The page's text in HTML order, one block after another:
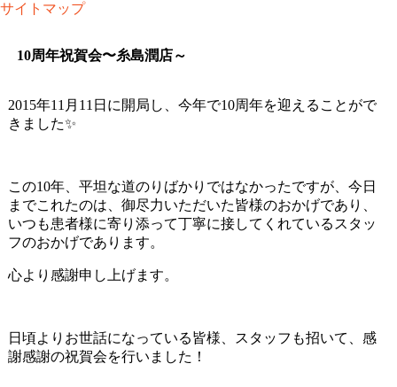
サイトマップ
10周年祝賀会〜糸島潤店～
2015年11月11日に開局し、今年で10周年を迎えることがで
きました✨
この10年、平坦な道のりばかりではなかったですが、今日
までこれたのは、御尽力いただいた皆様のおかげであり、
いつも患者様に寄り添って丁寧に接してくれているスタッ
フのおかげであります。
心より感謝申し上げます。
日頃よりお世話になっている皆様、スタッフも招いて、感
謝感謝の祝賀会を行いました！